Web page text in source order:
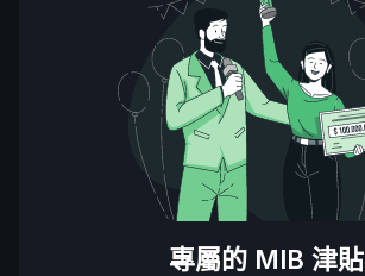
專屬的 MIB 津貼